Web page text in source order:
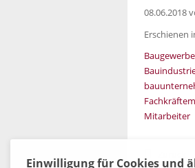
08.06.2018
Erschienen
Baugewerbe
Mitarbeiter
Einwilligung für Cookies und